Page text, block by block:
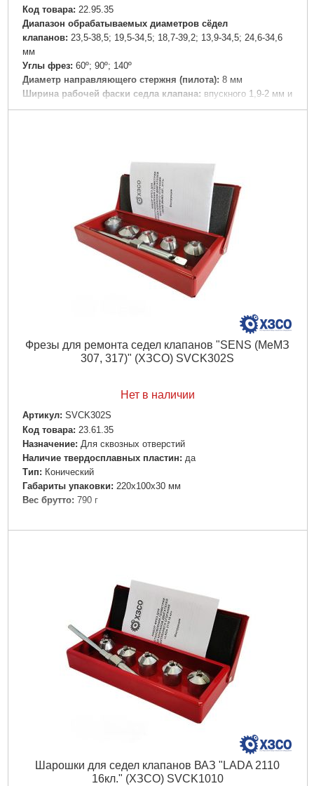
Код товара: 22.95.35
Диапазон обрабатываемых диаметров сёдел
клапанов: 23,5-38,5; 19,5-34,5; 18,7-39,2; 13,9-34,5; 24,6-34,6
мм
Углы фрез: 60º; 90º; 140º
Диаметр направляющего стержня (пилота): 8 мм
Ширина рабочей фаски седла клапана: впускного 1,9-2 мм и
выпускного 1,6-1,7 мм
Подробнее...
Фрезы для ремонта седел клапанов "SENS (МеМЗ
307, 317)" (ХЗСО) SVCK302S
Нет в наличии
Артикул: SVCK302S
Код товара: 23.61.35
Назначение: Для сквозных отверстий
Наличие твердосплавных пластин: да
Тип: Конический
Габариты упаковки: 220x100x30 мм
Вес брутто: 790 г
Подробнее...
Шарошки для седел клапанов ВАЗ "LADA 2110
16кл." (ХЗСО) SVCK1010